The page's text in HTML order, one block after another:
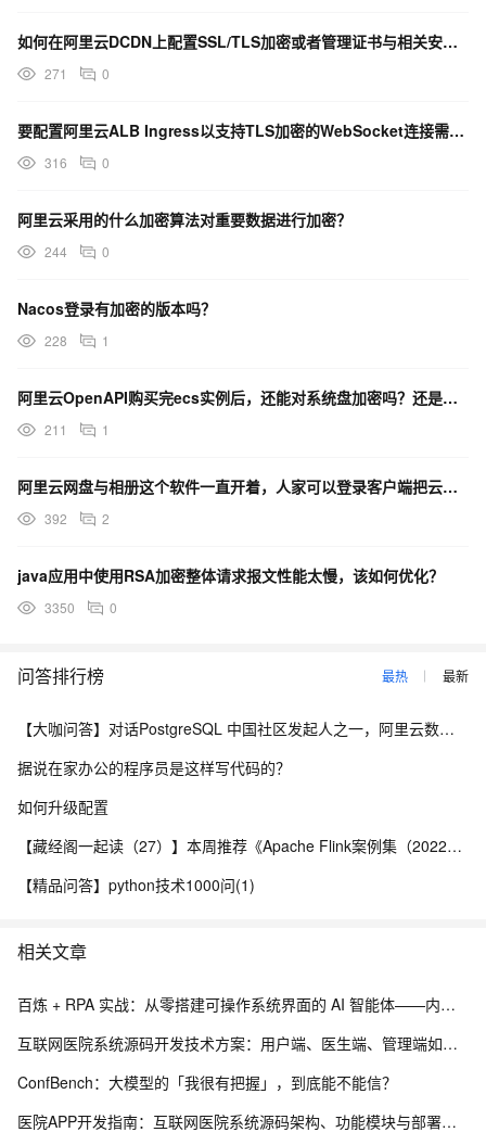
如何在阿里云DCDN上配置SSL/TLS加密或者管理证书与相关安全设置？
271 0
要配置阿里云ALB Ingress以支持TLS加密的WebSocket连接需要遵循哪个步骤进行配置？
316 0
阿里云采用的什么加密算法对重要数据进行加密？
244 0
Nacos登录有加密的版本吗？
228 1
阿里云OpenAPI购买完ecs实例后，还能对系统盘加密吗？还是只能在购买的时候才能选择
211 1
阿里云网盘与相册这个软件一直开着，人家可以登录客户端把云盘上的文件也给加密或删除了，这备份就没用了？
392 2
java应用中使用RSA加密整体请求报文性能太慢，该如何优化？
3350 0
问答排行榜 最热 最新
【大咖问答】对话PostgreSQL 中国社区发起人之一，阿里云数据库高级专家 德哥
据说在家办公的程序员是这样写代码的？
如何升级配置
【藏经阁一起读（27）】本周推荐《Apache Flink案例集（2022版）》，你有哪些心得？
【精品问答】python技术1000问(1)
相关文章
百炼 + RPA 实战：从零搭建可操作系统界面的 AI 智能体——内网离线部署与 EXE 打包分发完整方案
互联网医院系统源码开发技术方案：用户端、医生端、管理端如何实现三端协同？
ConfBench：大模型的「我很有把握」，到底能不能信？
医院APP开发指南：互联网医院系统源码架构、功能模块与部署流程解析